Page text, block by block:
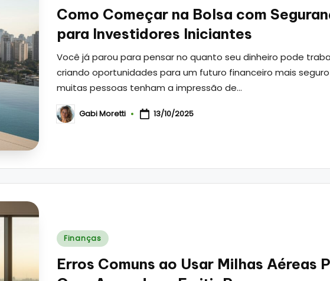
Como Começar na Bolsa com
para Investidores Iniciantes
Você já parou para pensar no quanto seu dinheiro pode
criando oportunidades para um futuro financeiro mais
muitas pessoas tenham a impressão de…
Posted
by
Gabi Moretti 13/10/2025
Posted
Finanças
Erros Comuns ao Usar Milhas Aéreas